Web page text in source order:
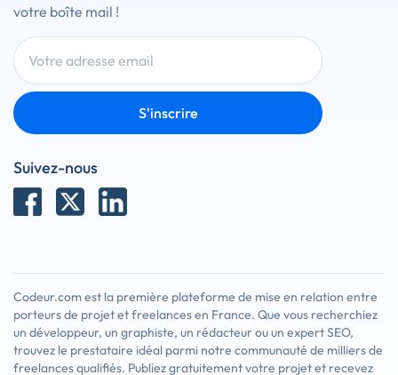
votre boîte mail !
S'inscrire
Suivez-nous
Codeur.com est la première plateforme de mise en relation entre
porteurs de projet et freelances en France. Que vous recherchiez
un développeur, un graphiste, un rédacteur ou un expert SEO,
trouvez le prestataire idéal parmi notre communauté de milliers de
freelances qualifiés. Publiez gratuitement votre projet et recevez